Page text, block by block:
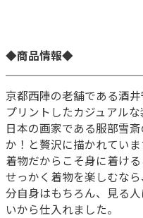
◆商品情報◆
京都西陣の老舗である酒
プリントしたカジュアル
日本の画家である服部雪
か！と贅沢に描かれていま
着物だからこそ身に着け
せっかく着物を楽しむな
分自身はもちろん、見る
いから仕入れました。